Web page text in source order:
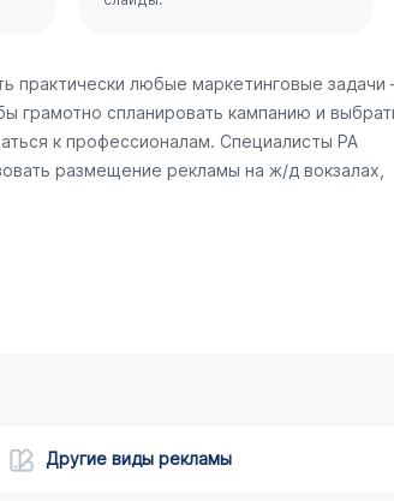
практически любые маркетинговые
грамотно спланировать кампанию и
к профессионалам. Специалисты РА
размещение рекламы на ж/д вокзалах,
Другие виды рекламы